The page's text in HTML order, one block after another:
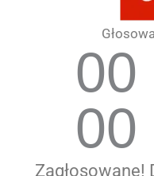
00
00
Zagłosowane!